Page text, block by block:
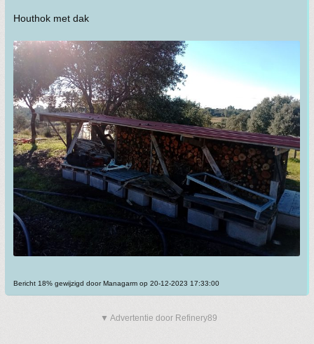
Houthok met dak
Bericht 18% gewijzigd door Managarm op 20-12-2023 17:33:00
▼ Advertentie door Refinery89